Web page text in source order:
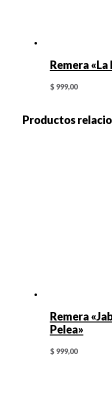
Remera
$999,00
Productos
Remera
Pelea»
$999,00